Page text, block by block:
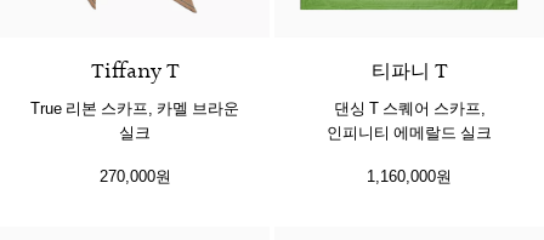
Tiffany T
True 리본 스카프, 카멜 브라운
실크
270,000원
티파니 T
댄싱 T 스퀘어 스카프,
인피니티 에메랄드 실크
1,160,000원